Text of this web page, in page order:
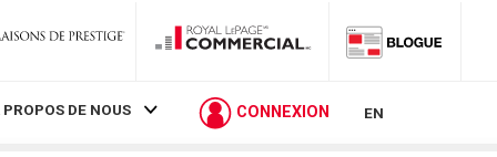
PROPOS DE NOUS CONNEXION EN